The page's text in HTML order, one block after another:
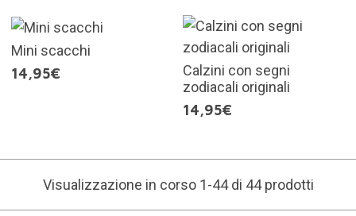
Mini scacchi
14,95€
Calzini con segni
zodiacali originali
14,95€
Visualizzazione in corso 1-44 di 44 prodotti